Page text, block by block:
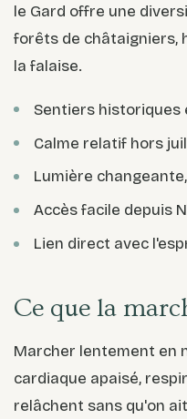
le Gard offre une
forêts de châtaigniers,
la falaise.
Sentiers historiques
Calme relatif hors
Lumière
Accès facile depuis
Lien direct avec
Ce que la
Marcher lentement en
cardiaque apaisé,
relâchent sans qu'on